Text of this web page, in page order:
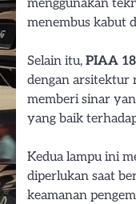
menembus kabut
Selain itu, PIAA
dengan arsitektur
memberi sinar
yang baik
Kedua lampu ini
diperlukan saat
keamanan